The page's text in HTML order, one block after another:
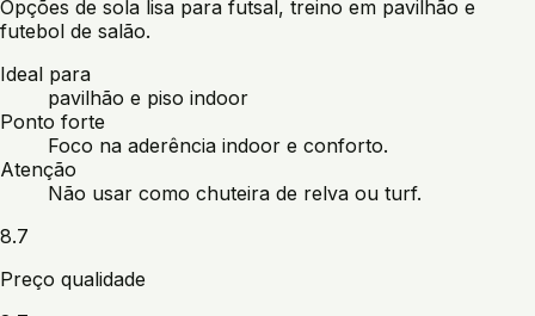
Opções de sola lisa para futsal, treino em pavilhão e
futebol de salão.
Ideal para
pavilhão e piso indoor
Ponto forte
Foco na aderência indoor e conforto.
Atenção
Não usar como chuteira de relva ou turf.
8.7
Preço qualidade